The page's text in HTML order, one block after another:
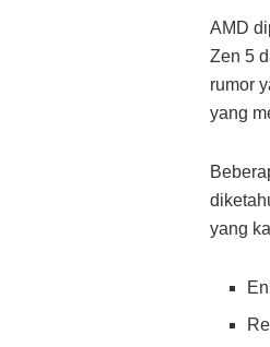
AMD
Zen 5
rumor
yang
yang